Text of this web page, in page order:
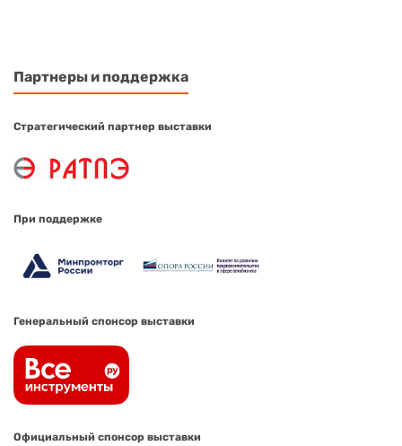
Партнеры и поддержка
Стратегический партнер выставки
При поддержке
Генеральный спонсор выставки
Официальный спонсор выставки